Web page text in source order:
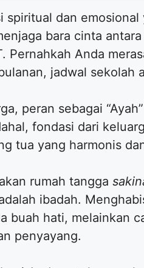
spiritual dan
bara cinta
Pernahkah Anda
jadwal sekolah
peran sebagai
fondasi dari
tua yang harmonis
rumah tangga
ibadah.
buah hati, melainkan
penyayang.